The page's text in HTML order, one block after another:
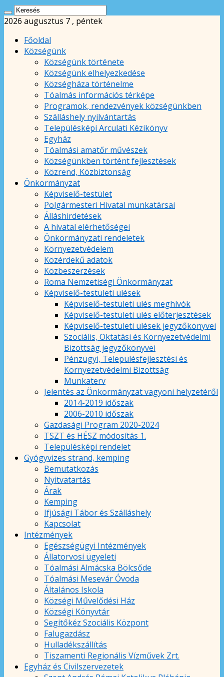
2026 augusztus 7 , péntek
Főoldal
Községünk
Községünk története
Községünk elhelyezkedése
Községháza történelme
Tóalmás információs térképe
Programok, rendezvények községünkben
Szálláshely nyilvántartás
Településképi Arculati Kézikönyv
Egyház
Tóalmási amatőr művészek
Községünkben történt fejlesztések
Közrend, Közbiztonság
Önkormányzat
Képviselő-testület
Polgármesteri Hivatal munkatársai
Álláshirdetések
A hivatal elérhetőségei
Önkormányzati rendeletek
Környezetvédelem
Közérdekű adatok
Közbeszerzések
Roma Nemzetiségi Önkormányzat
Képviselő-testületi ülések
Képviselő-testületi ülés meghívók
Képviselő-testületi ülés előterjesztések
Képviselő-testületi ülések jegyzőkönyvei
Szociális, Oktatási és Környezetvédelmi
Bizottság jegyzőkönyvei
Pénzügyi, Településfejlesztési és
Környezetvédelmi Bizottság
Munkaterv
Jelentés az Önkormányzat vagyoni helyzetéről
2014-2019 időszak
2006-2010 időszak
Gazdasági Program 2020-2024
TSZT és HÉSZ módosítás 1.
Településképi rendelet
Gyógyvizes strand, kemping
Bemutatkozás
Nyitvatartás
Árak
Kemping
Ifjúsági Tábor és Szálláshely
Kapcsolat
Intézmények
Egészségügyi Intézmények
Állatorvosi ügyeleti
Tóalmási Almácska Bölcsőde
Tóalmási Mesevár Óvoda
Általános Iskola
Községi Művelődési Ház
Községi Könyvtár
Segítőkéz Szociális Központ
Falugazdász
Hulladékszállítás
Tiszamenti Regionális Vízművek Zrt.
Egyház és Civilszervezetek